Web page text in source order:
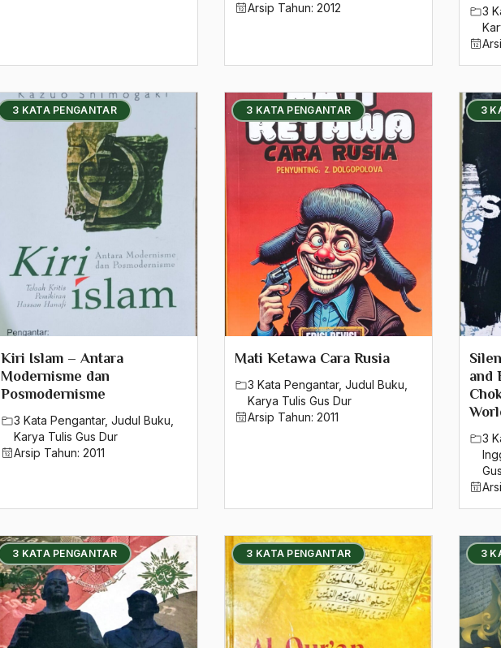
Arsip Tahun:2012 3
3 KATA PENGANTAR
Kiri Islam – Antara
Modernisme dan
Posmodernisme
3 Kata Pengantar, Judul Buku
Karya Tulis Gus Dur
Arsip Tahun: 2011
3 KATA PENGANTAR
Mati Ketawa Cara Rusia
3 Kata Pengantar,Judul Buku
Karya Tulis Gus Dur
Arsip Tahun:2011
3
and
3
3 KATA PENGANTAR 3 KATA PENGANTAR 3